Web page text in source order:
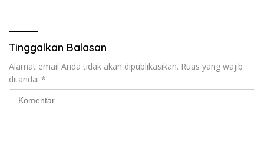
Tinggalkan Balasan
Alamat email Anda tidak akan dipublikasikan. Ruas yang wajib
ditandai *